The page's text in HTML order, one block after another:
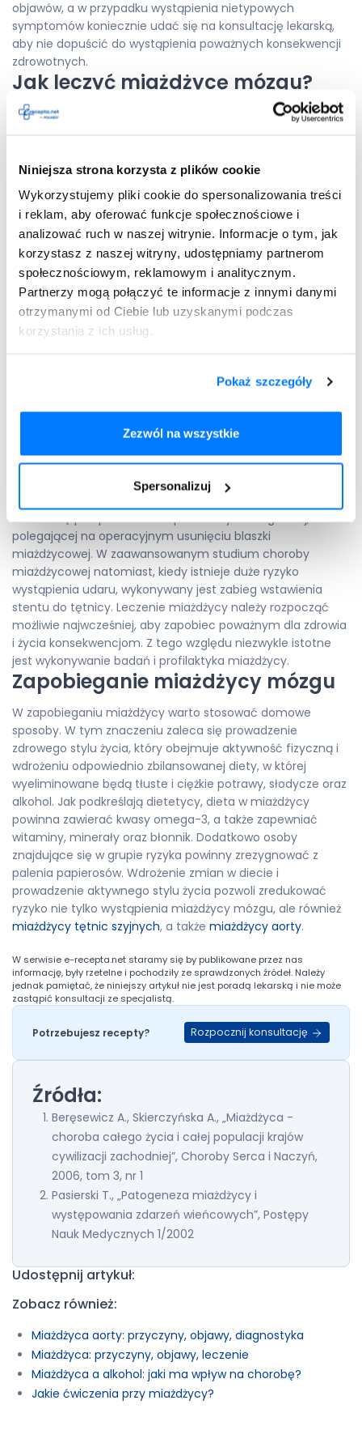
Niniejsza strona korzysta z plików cookie
Wykorzystujemy pliki cookie do spersonalizowania treści
i reklam, aby oferować funkcje społecznościowe i
analizować ruch w naszej witrynie. Informacje o tym, jak
korzystasz z naszej witryny, udostępniamy partnerom
społecznościowym, reklamowym i analitycznym.
Partnerzy mogą połączyć te informacje z innymi danymi
otrzymanymi od Ciebie lub uzyskanymi podczas
korzystania z ich usług.
Pokaż szczegóły
Zezwól na wszystkie
Spersonalizuj
objawów, a w przypadku wystąpienia nietypowych
symptomów koniecznie udać się na konsultację lekarską,
aby nie dopuścić do wystąpienia poważnych konsekwencji
zdrowotnych.
Jak leczyć miażdżycę mózgu?
Wdrożenie odpowiedniego leczenia miażdżycy mózgu wiąże
mózgu, a nie na inny rodzaj miażdżycy, ale również aby
należy wykonać badanie USG dopplerowskie tętnic
szyjnych. Badanie to jest nieinwazyjne i bezbolesne, a
dodatkowo nie wymaga żadnego przygotowania. Jego
przeprowadzenie pozwala na oszacowanie zmiany w
naczyniach, a także określenia lokalizacji blaszek
miażdżycowych w tętnicach. W przypadku, kiedy
przeprowadzenie USG dopplerowskiego jest utrudnione,
diagnozę można przeprowadzić poprzez wykonanie
określenie markerów ryzyka wystąpienia miażdżycy.
Leczenie miażdżycy mózgu uzależnione jest od wyników
badań. Niemniej jednak w terapii choroby stosuje się
cholesterolu, a także kwasu acetylosalicylowego, który
wykazuje działanie przeciwzakrzepowe. W przypadku, kiedy
okazać się przeprowadzenie procedury chirurgicznej,
polegającej na operacyjnym usunięciu blaszki
miażdżycowej. W zaawansowanym studium choroby
miażdżycowej natomiast, kiedy istnieje duże ryzyko
wystąpienia udaru, wykonywany jest zabieg wstawienia
stentu do tętnicy. Leczenie miażdżycy należy rozpocząć
możliwie najwcześniej, aby zapobiec poważnym dla zdrowia
i życia konsekwencjom. Z tego względu niezwykle istotne
jest wykonywanie badań i profilaktyka miażdżycy.
Zapobieganie miażdżycy mózgu
W zapobieganiu miażdżycy warto stosować domowe
sposoby. W tym znaczeniu zaleca się prowadzenie
zdrowego stylu życia, który obejmuje aktywność fizyczną i
wdrożeniu odpowiednio zbilansowanej diety, w której
wyeliminowane będą tłuste i ciężkie potrawy, słodycze oraz
alkohol. Jak podkreślają dietetycy, dieta w miażdżycy
powinna zawierać kwasy omega-3, a także zapewniać
witaminy, minerały oraz błonnik. Dodatkowo osoby
znajdujące się w grupie ryzyka powinny zrezygnować z
palenia papierosów. Wdrożenie zmian w diecie i
prowadzenie aktywnego stylu życia pozwoli zredukować
ryzyko nie tylko wystąpienia miażdżycy mózgu, ale również
miażdżycy tętnic szyjnych, a także miażdżycy aorty.
W serwisie e-recepta.net staramy się by publikowane przez nas
informację, były rzetelne i pochodziły ze sprawdzonych źródeł. Należy
jednak pamiętać, że niniejszy artykuł nie jest poradą lekarską i nie może
zastąpić konsultacji ze specjalistą.
Potrzebujesz recepty? Rozpocznij konsultację
Źródła:
Beręsewicz A., Skierczyńska A., „Miażdżyca -
choroba całego życia i całej populacji krajów
cywilizacji zachodniej”, Choroby Serca i Naczyń,
2006, tom 3, nr 1
Pasierski T., „Patogeneza miażdżycy i
występowania zdarzeń wieńcowych”, Postępy
Nauk Medycznych 1/2002
Udostępnij artykuł:
Zobacz również:
Miażdżyca aorty: przyczyny, objawy, diagnostyka
Miażdżyca: przyczyny, objawy, leczenie
Miażdżyca a alkohol: jaki ma wpływ na chorobę?
Jakie ćwiczenia przy miażdżycy?